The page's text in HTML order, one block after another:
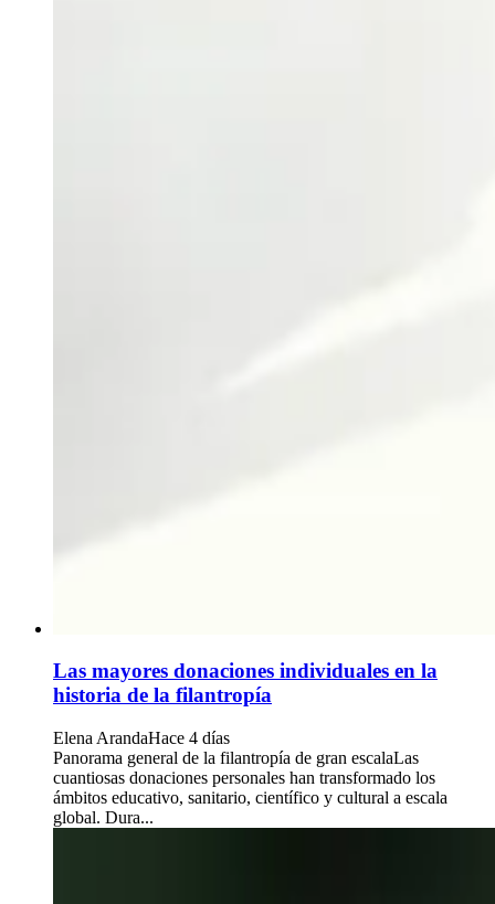
Las mayores donaciones individuales en la
historia de la filantropía
Elena ArandaHace 4 días
Panorama general de la filantropía de gran escalaLas
cuantiosas donaciones personales han transformado los
ámbitos educativo, sanitario, científico y cultural a escala
global. Dura...